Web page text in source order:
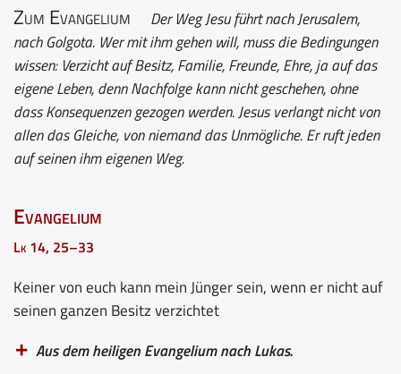
Zum Evangelium
Der Weg Jesu führt nach Jerusalem,
nach Golgota. Wer mit ihm gehen will, muss die Bedingungen
wissen: Verzicht auf Besitz, Familie, Freunde, Ehre, ja auf das
eigene Leben, denn Nachfolge kann nicht geschehen, ohne
dass Konsequenzen gezogen werden. Jesus verlangt nicht von
allen das Gleiche, von niemand das Unmögliche. Er ruft jeden
auf seinen ihm eigenen Weg.
Evangelium
Lk 14, 25–33
Keiner von euch kann mein Jünger sein, wenn er nicht auf
seinen ganzen Besitz verzichtet
Aus dem heiligen Evangelium nach Lukas.